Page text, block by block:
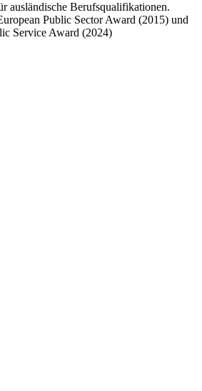
ausländische Berufsqualifikationen.
Public Sector Award (2015) und
Service Award (2024)